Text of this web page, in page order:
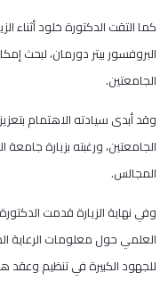
كما التقت الدكتورة خلود أثناء
البروفسور بيتر دورمان، لبحث
الجامعتين.
وقد أبدى سيادته الاهتمام
الجامعتين، ورغبته بزيارة
المجالس.
وفي نهاية الزيارة قدمت
العلمي حول معلومات الرعاية
للجهود الكبيرة في تنظيم وعقد